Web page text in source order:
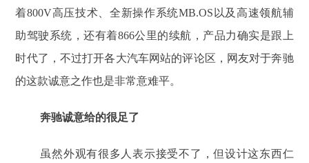
着800V高压技术、全新操作系统MB.OS以及高速领航辅
助驾驶系统，还有着866公里的续航，产品力确实是跟上
时代了，不过打开各大汽车网站的评论区，网友对于奔驰
的这款诚意之作也是非常意难平。
奔驰诚意给的很足了
虽然外观有很多人表示接受不了，但设计这东西仁